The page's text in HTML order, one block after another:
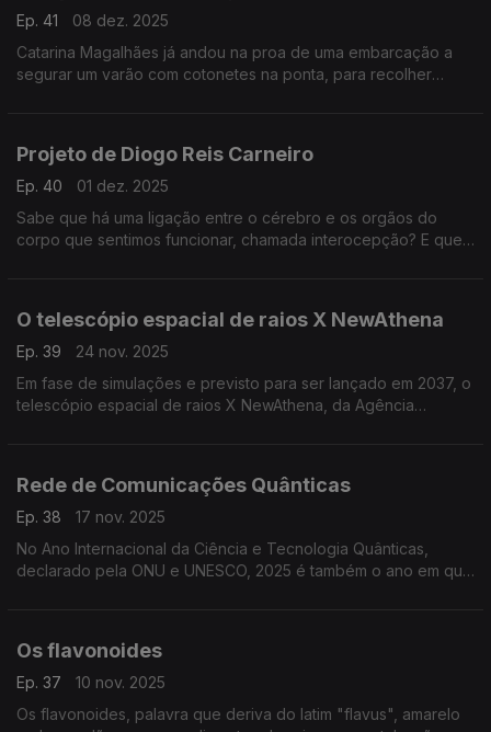
Ep. 41
08 dez. 2025
Catarina Magalhães já andou na proa de uma embarcação a
segurar um varão com cotonetes na ponta, para recolher
Projeto de Diogo Reis Carneiro
Ep. 40
01 dez. 2025
Sabe que há uma ligação entre o cérebro e os orgãos do
corpo que sentimos funcionar, chamada interocepção? E que
O telescópio espacial de raios X NewAthena
Ep. 39
24 nov. 2025
Em fase de simulações e previsto para ser lançado em 2037, o
telescópio espacial de raios X NewAthena, da Agência
Rede de Comunicações Quânticas
Ep. 38
17 nov. 2025
No Ano Internacional da Ciência e Tecnologia Quânticas,
declarado pela ONU e UNESCO, 2025 é também o ano em que
Os flavonoides
Ep. 37
10 nov. 2025
Os flavonoides, palavra que deriva do latim "flavus", amarelo